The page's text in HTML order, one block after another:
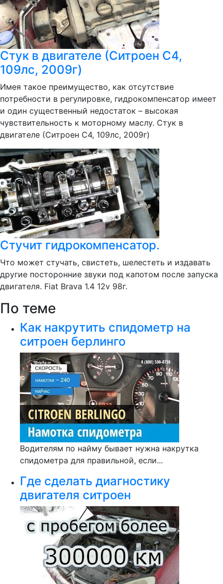
Стук в двигателе (Ситроен С4,
109лс, 2009г)
Имея такое преимущество, как отсутствие
потребности в регулировке, гидрокомпенсатор имеет
и один существенный недостаток – высокая
чувствительность к моторному маслу. Стук в
двигателе (Ситроен С4, 109лс, 2009г)
Стучит гидрокомпенсатор.
Что может стучать, свистеть, шелестеть и издавать
другие посторонние звуки под капотом после запуска
двигателя. Fiat Brava 1.4 12v 98г.
По теме
Как накрутить спидометр на
ситроен берлинго
Водителям по найму бывает нужна накрутка
спидометра для правильной, если...
Где сделать диагностику
двигателя ситроен